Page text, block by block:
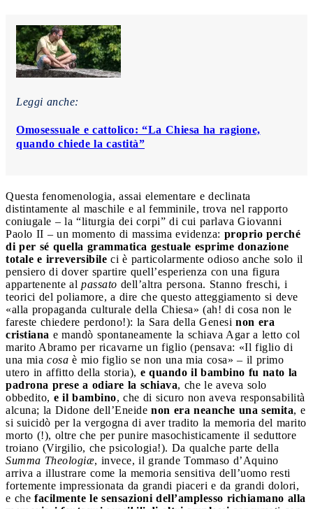
Leggi anche:
Omosessuale e cattolico: “La Chiesa ha ragione,
quando chiede la castità”
Questa fenomenologia, assai elementare e declinata
distintamente al maschile e al femminile, trova nel rapporto
coniugale – la “liturgia dei corpi” di cui parlava Giovanni
Paolo II – un momento di massima evidenza: proprio perché
di per sé quella grammatica gestuale esprime donazione
totale e irreversibile ci è particolarmente odioso anche solo il
pensiero di dover spartire quell’esperienza con una figura
appartenente al passato dell’altra persona. Stanno freschi, i
teorici del poliamore, a dire che questo atteggiamento si deve
«alla propaganda culturale della Chiesa» (ah! di cosa non le
fareste chiedere perdono!): la Sara della Genesi non era
cristiana e mandò spontaneamente la schiava Agar a letto col
marito Abramo per ricavarne un figlio (pensava: «Il figlio di
una mia cosa è mio figlio se non una mia cosa» – il primo
utero in affitto della storia), e quando il bambino fu nato la
padrona prese a odiare la schiava, che le aveva solo
obbedito, e il bambino, che di sicuro non aveva responsabilità
alcuna; la Didone dell’Eneide non era neanche una semita, e
si suicidò per la vergogna di aver tradito la memoria del marito
morto (!), oltre che per punire masochisticamente il seduttore
troiano (Virgilio, che psicologia!). Da qualche parte della
Summa Theologiæ, invece, il grande Tommaso d’Aquino
arriva a illustrare come la memoria sensitiva dell’uomo resti
fortemente impressionata da grandi piaceri e da grandi dolori,
e che facilmente le sensazioni dell’amplesso richiamano alla